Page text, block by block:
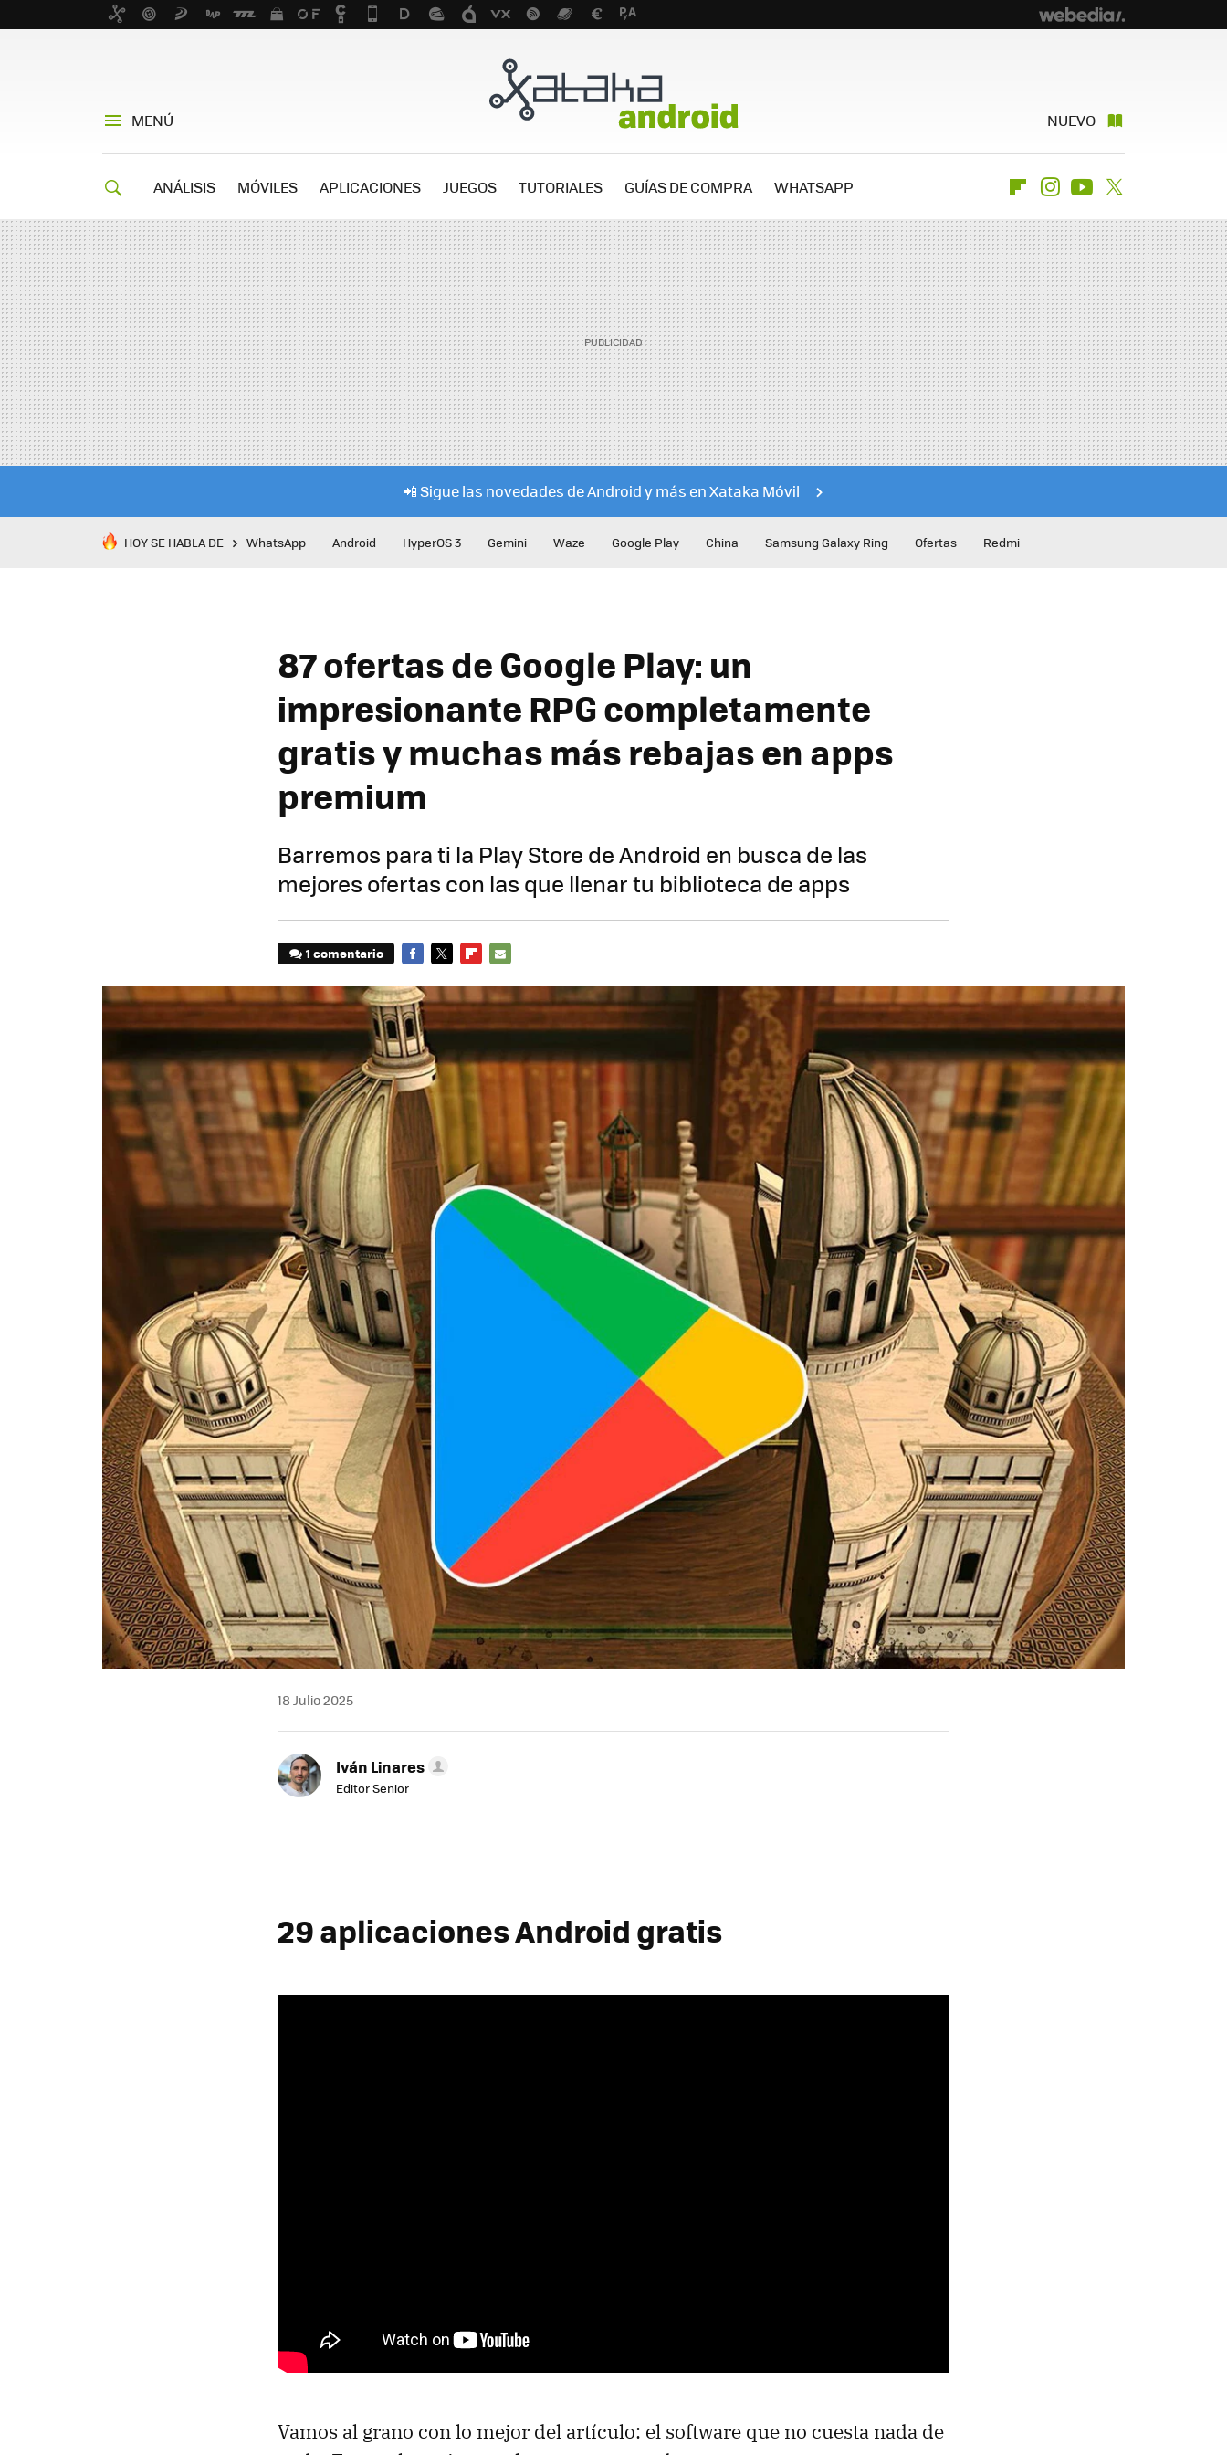
MENÚ NUEVO
ANÁLISIS MÓVILES APLICACIONES JUEGOS TUTORIALES GUÍAS DE COMPRA WHATSAPP FlipboardInstagramYoutube
📲 Sigue las novedades de Android y más en Xataka Móvil
HOY SE HABLA DE WhatsApp Android HyperOS 3 Gemini Waze Google Play China Samsung Galaxy Ring Ofertas Redmi
87 ofertas de Google Play: un
impresionante RPG completamente
gratis y muchas más rebajas en apps
premium
Barremos para ti la Play Store de Android en busca de las
mejores ofertas con las que llenar tu biblioteca de apps
1 comentario
MAIL
18 Julio 2025
Iván Linares
Editor Senior
29 aplicaciones Android gratis
Vamos al grano con lo mejor del artículo: el software que no cuesta nada de